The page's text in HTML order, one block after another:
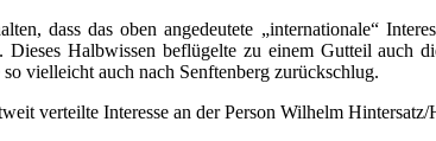
dass das oben angedeutete „internationale“
Dieses Halbwissen beflügelte zu einem Gutteil auch
vielleicht auch nach Senftenberg zurückschlug.
verteilte Interesse an der Person Wilhelm